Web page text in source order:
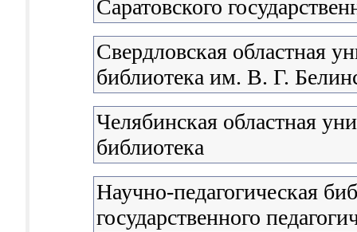
Саратовского
Свердловская областная
библиотека им. В. Г.
Челябинская областная
библиотека
Научно-педагогическая
государственного